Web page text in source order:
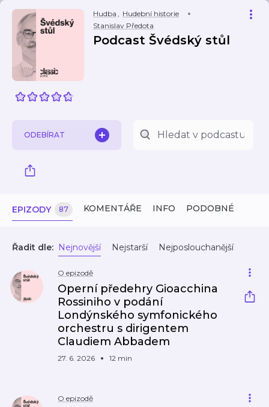
Hudba , Hudební historie
Stanislav Předota
Podcast Švédský stůl
ODEBÍRAT
EPIZODY 87 KOMENTÁŘE INFO PODOBNÉ
Řadit dle: Nejnovější Nejstarší Nejposlouchanější
O epizodě
Operní předehry Gioacchina
Rossiniho v podání
Londýnského symfonického
orchestru s dirigentem
Claudiem Abbadem
27. 6. 2026 12 min
O epizodě